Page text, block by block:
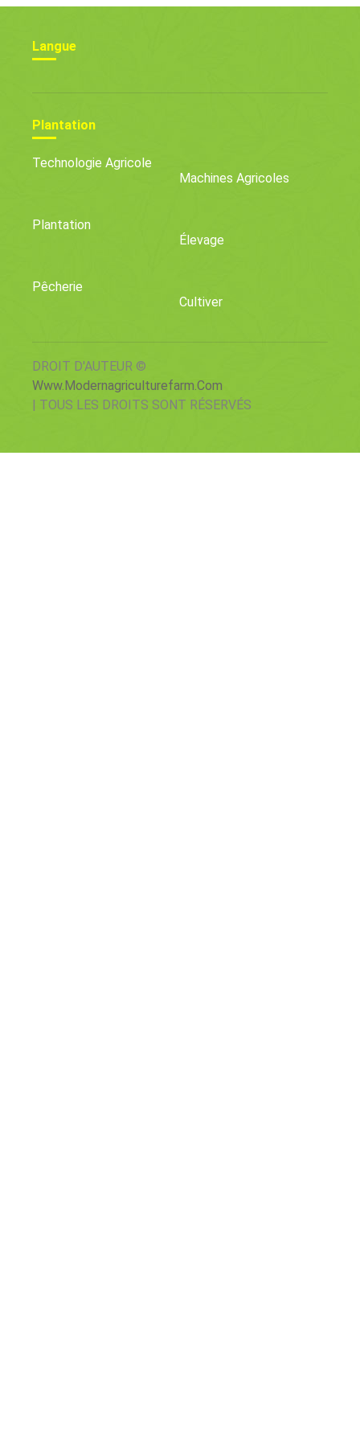
Langue
Plantation
Technologie Agricole
Machines Agricoles
Plantation
Élevage
Pêcherie
Cultiver
DROIT D'AUTEUR ©
Www.modernagriculturefarm.com
| TOUS LES DROITS SONT RÉSERVÉS